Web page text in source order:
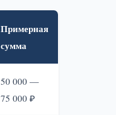
Примерная
сумма
50 000 —
75 000 ₽